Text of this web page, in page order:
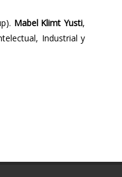
Mabel Klimt Yusti,
Industrial y